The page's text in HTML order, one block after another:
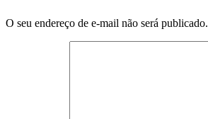
O seu endereço de e-mail não será publicado.